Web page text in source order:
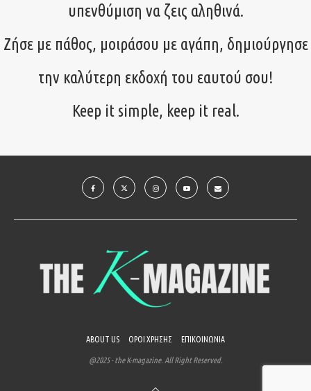
υπενθύμιση να ζεις αληθινά.
Ζήσε με πάθος, μοιράσου με αγάπη, δημιούργησε
την καλύτερη εκδοχή του εαυτού σου!
Keep it simple, keep it real.
ABOUT US ΟΡΟΙ ΧΡΗΣΗΣ ΕΠΙΚΟΙΝΩΝΙΑ
@2025 - the K-magazine. All Right Reserved.